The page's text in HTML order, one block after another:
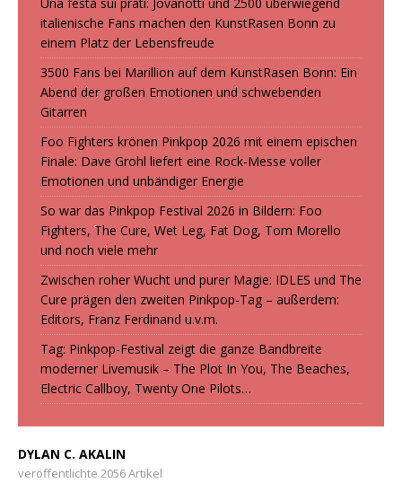
italienische Fans machen den KunstRasen Bonn zu
einem Platz der Lebensfreude
3500 Fans bei Marillion auf dem KunstRasen Bonn: Ein
Abend der großen Emotionen und schwebenden
Gitarren
Foo Fighters krönen Pinkpop 2026 mit einem epischen
Finale: Dave Grohl liefert eine Rock-Messe voller
Emotionen und unbändiger Energie
So war das Pinkpop Festival 2026 in Bildern: Foo
Fighters, The Cure, Wet Leg, Fat Dog, Tom Morello
und noch viele mehr
Zwischen roher Wucht und purer Magie: IDLES und The
Cure prägen den zweiten Pinkpop-Tag – außerdem:
Editors, Franz Ferdinand u.v.m.
Tag: Pinkpop-Festival zeigt die ganze Bandbreite
moderner Livemusik – The Plot In You, The Beaches,
Electric Callboy, Twenty One Pilots…
DYLAN C. AKALIN
veröffentlichte 2056 Artikel